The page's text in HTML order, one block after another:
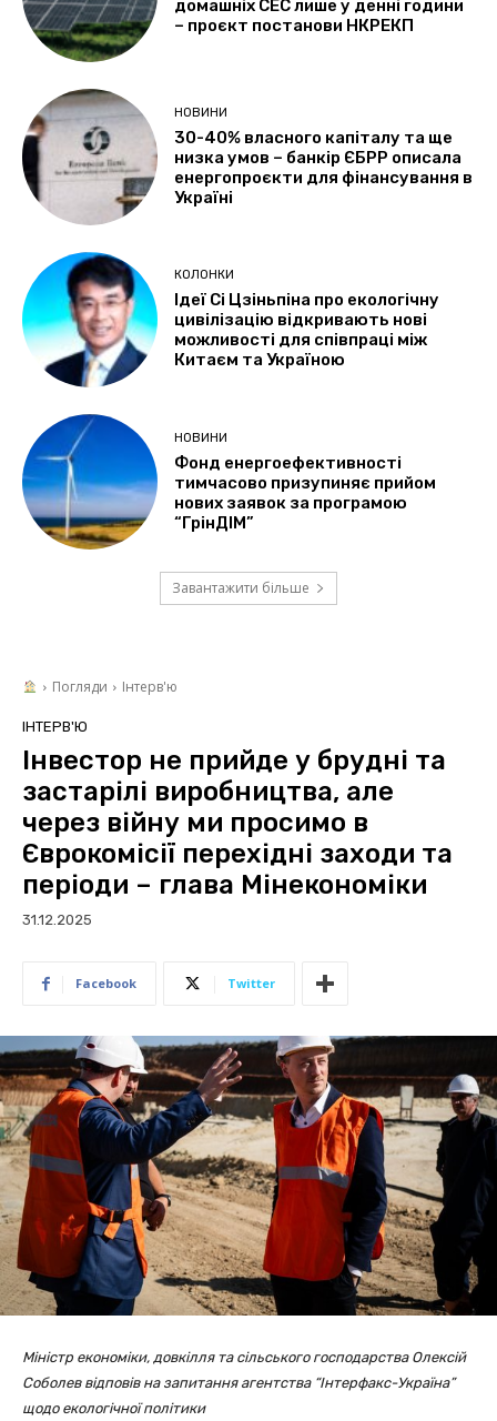
домашніх СЕС лише у денні години
– проєкт постанови НКРЕКП
НОВИНИ
30-40% власного капіталу та ще
низка умов – банкір ЄБРР описала
енергопроєкти для фінансування в
Україні
КОЛОНКИ
Ідеї Сі Цзіньпіна про екологічну
цивілізацію відкривають нові
можливості для співпраці між
Китаєм та Україною
НОВИНИ
Фонд енергоефективності
тимчасово призупиняє прийом
нових заявок за програмою
“ГрінДІМ”
Завантажити більше